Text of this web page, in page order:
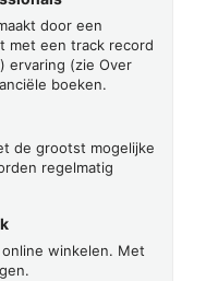
door een
met een track record
ervaring (zie Over
boeken.
de grootst mogelijke
regelmatig
winkelen. Met